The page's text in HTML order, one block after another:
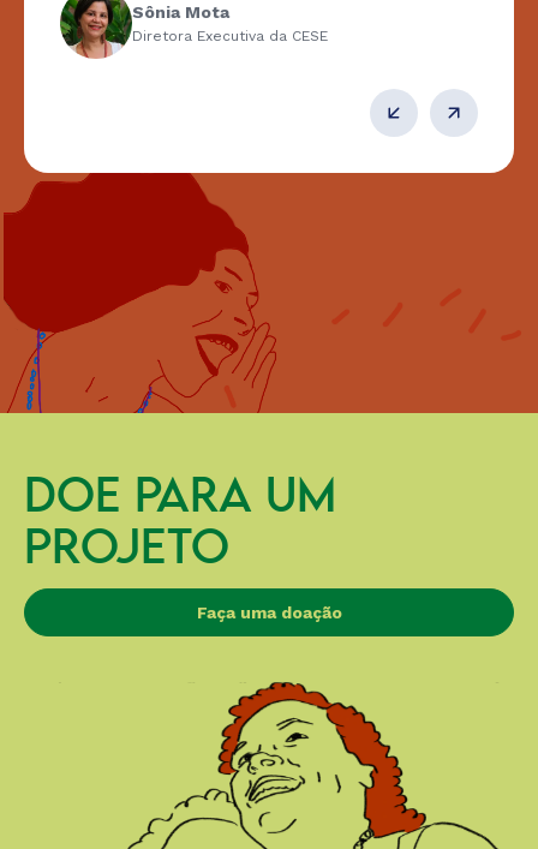
Sônia Mota
Diretora Executiva da CESE
DOE PARA UM
PROJETO
Faça uma doação